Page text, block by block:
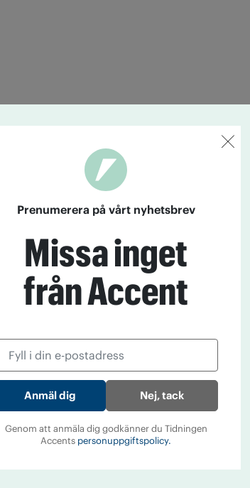
Prenumerera på vårt nyhetsbrev
Missa inget
från Accent
Nej, tack
Genom att anmäla dig godkänner du Tidningen
Accents personuppgiftspolicy.